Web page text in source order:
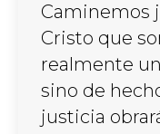
Caminemos
Cristo que
realmente
sino de
justicia